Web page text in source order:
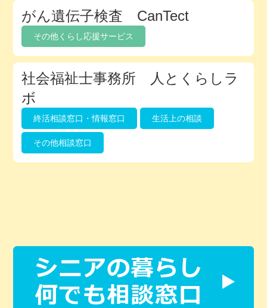
がん遺伝子検査 CanTect
その他くらし応援サービス
社会福祉士事務所 人とくらしラ
ボ
終活相談窓口・情報窓口 生活上の相談
その他相談窓口